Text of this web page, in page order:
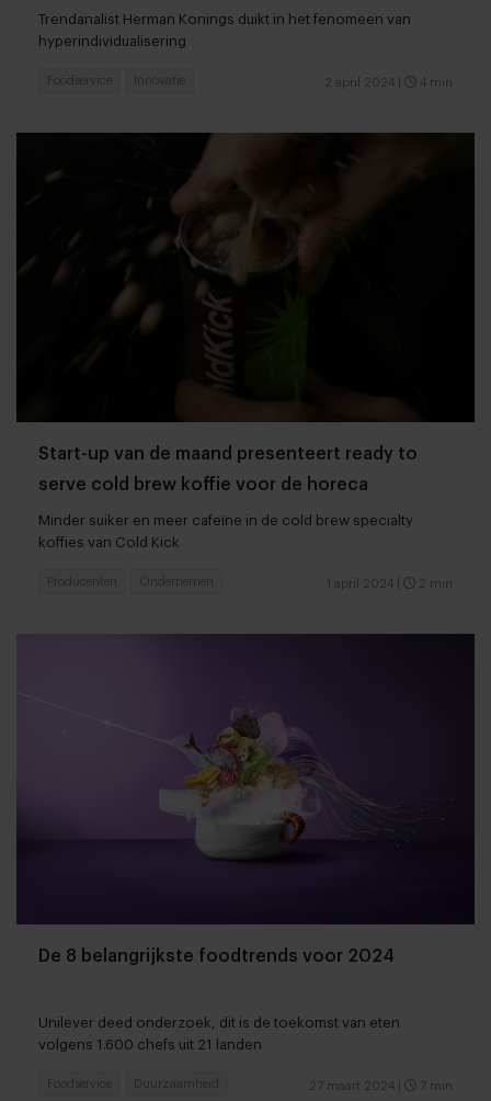
Trendanalist Herman Konings duikt in het fenomeen van
hyperindividualisering
2 april 2024 4 min
Foodservice Innovatie
Start-up van de maand presenteert ready to
serve cold brew koffie voor de horeca
Minder suiker en meer cafeïne in de cold brew specialty
koffies van Cold Kick
1 april 2024 2 min
Producenten Ondernemen
De 8 belangrijkste foodtrends voor 2024
Unilever deed onderzoek, dit is de toekomst van eten
volgens 1.600 chefs uit 21 landen
27 maart 2024 7 min
Foodservice Duurzaamheid